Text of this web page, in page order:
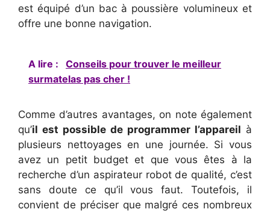
est équipé d’un bac à poussière volumineux et
offre une bonne navigation.
A lire :
Conseils pour trouver le meilleur
surmatelas pas cher !
Comme d’autres avantages, on note également
qu’il est possible de programmer l’appareil à
plusieurs nettoyages en une journée. Si vous
avez un petit budget et que vous êtes à la
recherche d’un aspirateur robot de qualité, c’est
sans doute ce qu’il vous faut. Toutefois, il
convient de préciser que malgré ces nombreux